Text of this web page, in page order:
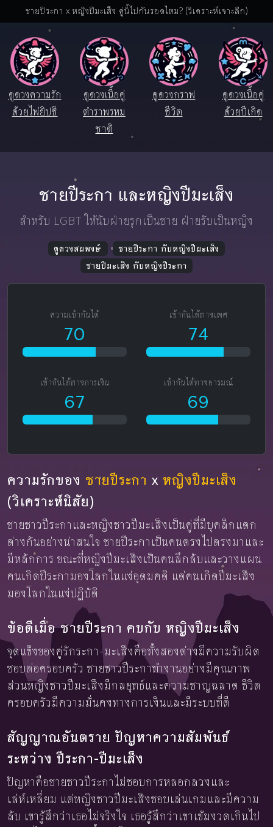
ชายปีระกา x หญิงปีมะเส็ง คู่นี้ไปกันรอดไหม? (วิเคราะห์เจาะลึก)
ดูดวงความรัก
ด้วยไพ่ยิปซี
ดูดวงเนื้อคู่
ตำราพรหม
ชาติ
ดูดวงกราฟ
ชีวิต
ดูดวงเนื้อคู่
ด้วยปีเกิด
ชายปีระกา และหญิงปีมะเส็ง
สำหรับ LGBT ให้นับฝ่ายรุกเป็นชาย ฝ่ายรับเป็นหญิง
ดูดวงสมพงษ์
ชายปีระกา กับหญิงปีมะเส็ง
ชายปีมะเส็ง กับหญิงปีระกา
ความเข้ากันได้
70
เข้ากันได้ทางเพศ
74
เข้ากันได้ทางการเงิน
67
เข้ากันได้ทางอารมณ์
69
ความรักของ ชายปีระกา x หญิงปีมะเส็ง
(วิเคราะห์นิสัย)
ชายชาวปีระกาและหญิงชาวปีมะเส็งเป็นคู่ที่มีบุคลิกแตก
ต่างกันอย่างน่าสนใจ ชายปีระกาเป็นคนตรงไปตรงมาและ
มีหลักการ ขณะที่หญิงปีมะเส็งเป็นคนลึกลับและวางแผน
คนเกิดปีระกามองโลกในแง่อุดมคติ แต่คนเกิดปีมะเส็ง
มองโลกในแง่ปฏิบัติ
ข้อดีเมื่อ ชายปีระกา คบกับ หญิงปีมะเส็ง
จุดแข็งของคู่รักระกา-มะเส็งคือทั้งสองต่างมีความรับผิด
ชอบต่อครอบครัว ชายชาวปีระกาทำงานอย่างมีคุณภาพ
ส่วนหญิงชาวปีมะเส็งมีกลยุทธ์และความชาญฉลาด ชีวิต
ครอบครัวมีความมั่นคงทางการเงินและมีระบบที่ดี
สัญญาณอันตราย ปัญหาความสัมพันธ์
ระหว่าง ปีระกา-ปีมะเส็ง
ปัญหาคือชายชาวปีระกาไม่ชอบการหลอกลวงและ
เล่ห์เหลี่ยม แต่หญิงชาวปีมะเส็งชอบเล่นเกมและมีความ
ลับ เขารู้สึกว่าเธอไม่จริงใจ เธอรู้สึกว่าเขาเข้มงวดเกินไป